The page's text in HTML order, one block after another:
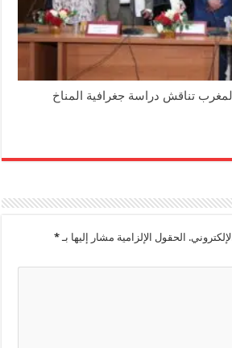
تناقش دراسة جغرافية المناخ
الحقول الإلزامية مشار إليها بـ*